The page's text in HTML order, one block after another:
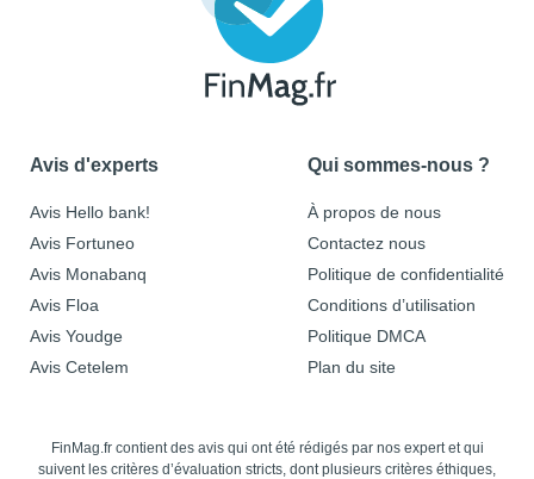
Avis d'experts
Avis Hello bank!
Avis Fortuneo
Avis Monabanq
Avis Floa
Avis Youdge
Avis Cetelem
Qui sommes-nous ?
À propos de nous
Contactez nous
Politique de confidentialité
Conditions d’utilisation
Politique DMCA
Plan du site
FinMag.fr contient des avis qui ont été rédigés par nos expert et qui
suivent les critères d’évaluation stricts, dont plusieurs critères éthiques,